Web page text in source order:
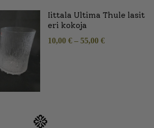
Iittala Ultima Thule lasit
eri kokoja
10,00 € – 55,00 €